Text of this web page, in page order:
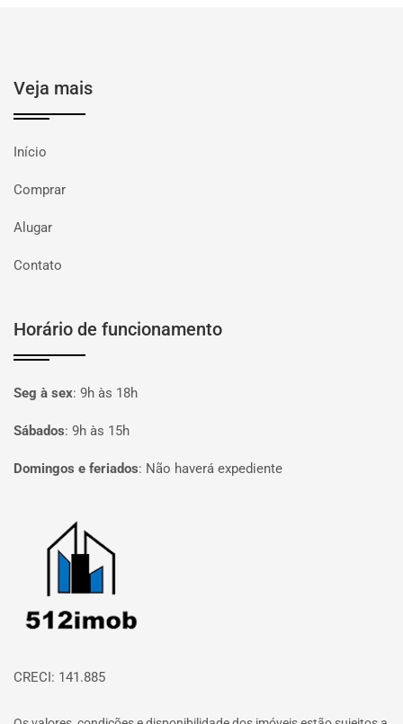
Veja mais
Início
Comprar
Alugar
Contato
Horário de funcionamento
Seg à sex: 9h às 18h
Sábados: 9h às 15h
Domingos e feriados: Não haverá expediente
Página inicial
CRECI: 141.885